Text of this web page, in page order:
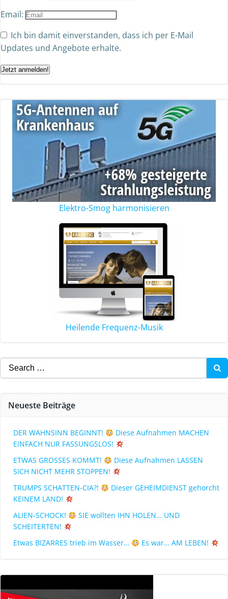
Email:
Ich bin damit einverstanden, dass ich per E-Mail
Updates und Angebote erhalte.
Jetzt anmelden!
Elektro-Smog harmonisieren
Heilende Frequenz-Musik
Neueste Beiträge
DER WAHNSINN BEGINNT!
Diese Aufnahmen MACHEN
EINFACH NUR FASSUNGSLOS!
ETWAS GROSSES KOMMT!
Diese Aufnahmen LASSEN
SICH NICHT MEHR STOPPEN!
TRUMPS SCHATTEN-CIA?!
Dieser GEHEIMDIENST gehorcht
KEINEM LAND!
ALIEN-SCHOCK!
SIE wollten IHN HOLEN… UND
SCHEITERTEN!
Etwas BIZARRES trieb im Wasser…
Es war… AM LEBEN!